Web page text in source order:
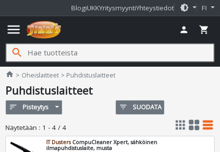
BlogiUKKYritysmyyntiYhteystiedot brightness_medium FI
menu person shopping_cart
search
home Jimms.fi
Oheislaitteet Puhdistuslaitteet
Puhdistuslaitteet
sort Pisteytys filter_list SUODATA
Näytetään : 1 - 4 / 4 apps grid_view table_rows
IT DustersCompuCleaner Xpert, sähköinen
ilmapuhdistuslaite, musta